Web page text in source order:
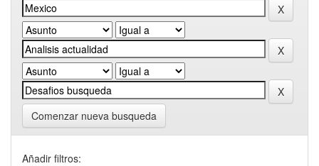
Comenzar nueva busqueda
Añadir filtros: